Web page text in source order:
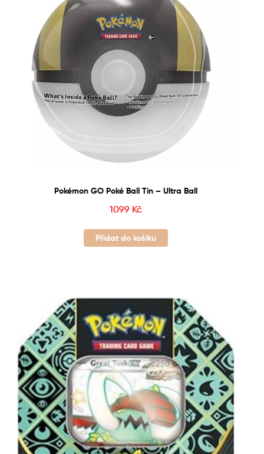
Pokémon GO Poké Ball Tin – Ultra Ball
1099 Kč
Přidat do košíku